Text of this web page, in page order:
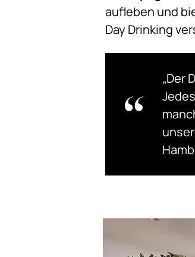
aufleben und
Day Drinking
„Der